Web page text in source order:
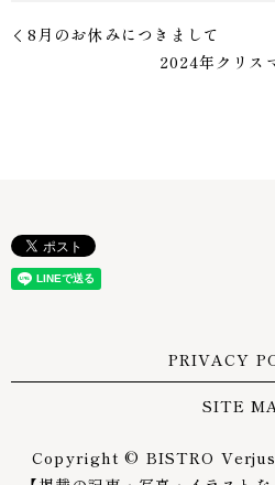
8月のお休みにつきまして
2024年クリス
PRIVACY
SITE
Copyright © BISTRO